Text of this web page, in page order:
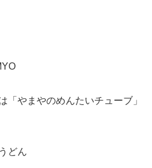
「やまやのめんたいチューブ」
どん